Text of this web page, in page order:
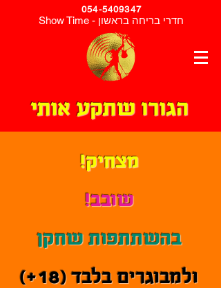
054-5409347
Show Time - חדרי בריחה בראשון
הגורו שתקע אותי
מצחיק!
שובב!
בהשתתפות שחקן
ולמבוגרים בלבד (18+)